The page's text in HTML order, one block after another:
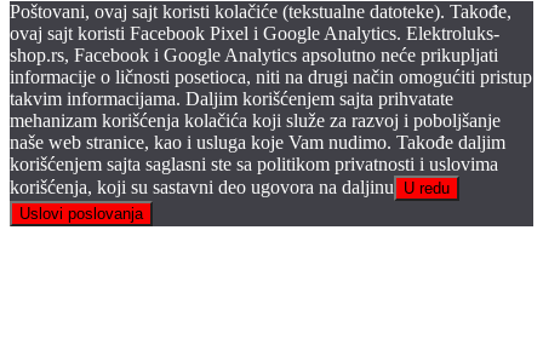
Poštovani, ovaj sajt koristi kolačiće (tekstualne datoteke). Takođe,
ovaj sajt koristi Facebook Pixel i Google Analytics. Elektroluks-
shop.rs, Facebook i Google Analytics apsolutno neće prikupljati
informacije o ličnosti posetioca, niti na drugi način omogućiti pristup
takvim informacijama. Daljim korišćenjem sajta prihvatate
mehanizam korišćenja kolačića koji služe za razvoj i poboljšanje
naše web stranice, kao i usluga koje Vam nudimo. Takođe daljim
korišćenjem sajta saglasni ste sa politikom privatnosti i uslovima
korišćenja, koji su sastavni deo ugovora na daljinu
U redu
Uslovi poslovanja